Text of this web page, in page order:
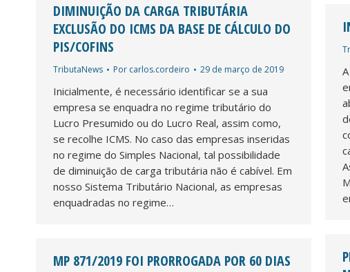
DIMINUIÇÃO DA CARGA TRIBUTÁRIA
EXCLUSÃO DO ICMS DA BASE DE CÁLCULO DO
PIS/COFINS
TributaNews Por carlos.cordeiro 29 de março de 2019
Inicialmente, é necessário identificar se a sua
empresa se enquadra no regime tributário do
Lucro Presumido ou do Lucro Real, assim como,
se recolhe ICMS. No caso das empresas inseridas
no regime do Simples Nacional, tal possibilidade
de diminuição de carga tributária não é cabível. Em
nosso Sistema Tributário Nacional, as empresas
enquadradas no regime…
MP 871/2019 FOI PRORROGADA POR 60 DIAS